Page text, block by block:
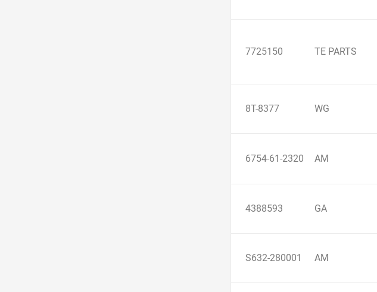
7725150 TE PARTS
8T-8377 WG
6754-61-2320 AM
4388593 GA
S632-280001 AM